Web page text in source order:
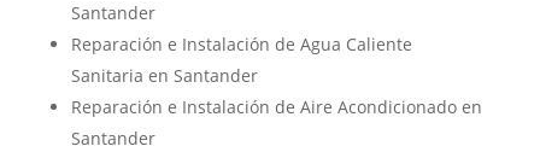
Santander
Reparación e Instalación de Agua Caliente
Sanitaria en Santander
Reparación e Instalación de Aire Acondicionado en
Santander